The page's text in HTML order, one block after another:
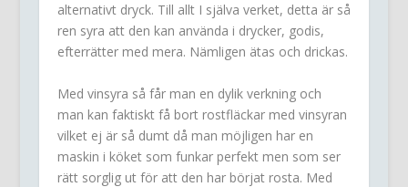
alternativt dryck. Till allt I själva verket, detta är så
ren syra att den kan använda i drycker, godis,
efterrätter med mera. Nämligen ätas och drickas.
Med vinsyra så får man en dylik verkning och
man kan faktiskt få bort rostfläckar med vinsyran
vilket ej är så dumt då man möjligen har en
maskin i köket som funkar perfekt men som ser
rätt sorglig ut för att den har börjat rosta. Med